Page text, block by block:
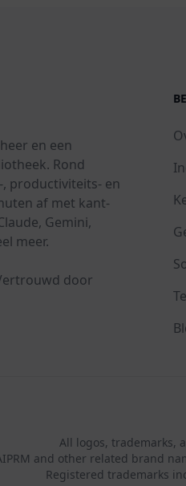
en een
Rond
productiviteits- en
af met kant-
Gemini,
meer.
door
All logos, trademarks,
and other related brand
Registered trademarks